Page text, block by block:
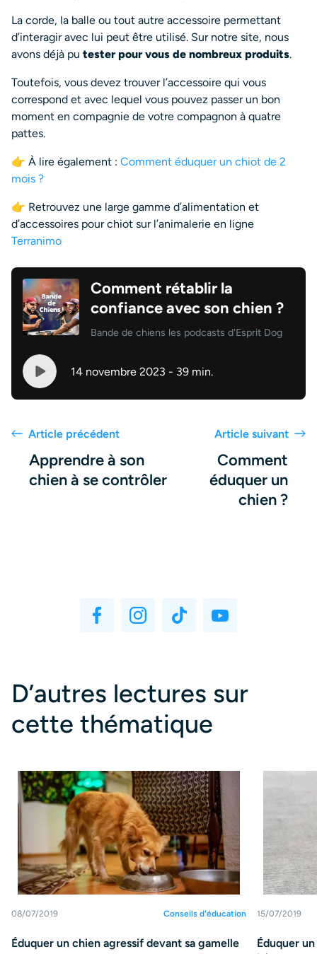
La corde, la balle ou tout autre accessoire permettant
d’interagir avec lui peut être utilisé. Sur notre site, nous
avons déjà pu tester pour vous de nombreux produits.
Toutefois, vous devez trouver l’accessoire qui vous
correspond et avec lequel vous pouvez passer un bon
moment en compagnie de votre compagnon à quatre
pattes.
👉 À lire également : Comment éduquer un chiot de 2
mois ?
👉 Retrouvez une large gamme d’alimentation et
d’accessoires pour chiot sur l’animalerie en ligne
Terranimo
Comment rétablir la
confiance avec son chien ?
Bande de chiens les podcasts d'Esprit Dog
14 novembre 2023 - 39 min.
Article précédent
Apprendre à son
chien à se contrôler
Article suivant
Comment
éduquer un
chien ?
D’autres lectures sur
cette thématique
08/07/2019 Conseils d'éducation
Éduquer un chien agressif devant sa gamelle
15/07/2019
Éduquer